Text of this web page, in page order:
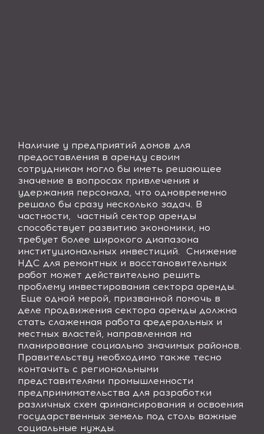
Наличие у предприятий домов для
предоставления в аренду своим
сотрудникам могло бы иметь решающее
значение в вопросах привлечения и
удержания персонала, что одновременно
решало бы сразу несколько задач. В
частности, частный сектор аренды
способствует развитию экономики, но
требует более широкого диапазона
институциональных инвестиций. Снижение
НДС для ремонтных и восстановительных
работ может действительно решить
проблему инвестирования сектора аренды.
Еще одной мерой, призванной помочь в
деле продвижения сектора аренды должна
стать слаженная работа федеральных и
местных властей, направленная на
планирование социально значимых районов.
Правительству необходимо также тесно
контачить с региональными
представителями промышленности
предпринимательства для разработки
различных схем финансирования и освоения
государственных земель под столь важные
социальные нужды.